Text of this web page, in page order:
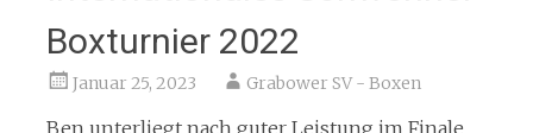
Boxturnier 2022
Januar 25, 2023 Grabower SV - Boxen
Ben unterliegt nach guter Leistung im Finale